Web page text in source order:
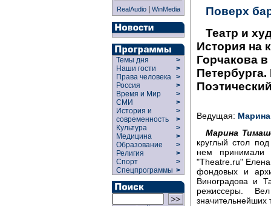
RealAudio| WinMedia
Темы дня
>
Наши гости
>
Права человека >
Россия
>
Время и Мир
>
СМИ
>
История и
современность
>
>
Культура
>
Медицина
>
Образование
>
Религия
>
Спорт
>
Спецпрограммы >
Поверх
Театр и
История на
Горчакова
Ведущая:
Марина
круглый стол
нем принимали
"Theatre.ru"
фондовых и
Виноградова и
режиссеры.
значительнейших